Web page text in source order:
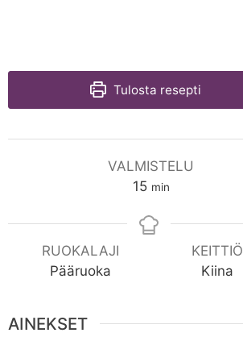
Tulosta resepti
VALMISTELU
15m
n
min
RUOKALAJI
Pääruoka
KEITTIÖ
Kiina
AINEKSET